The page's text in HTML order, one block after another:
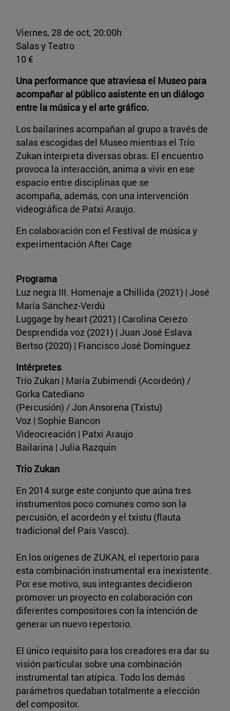
Viernes, 28 de oct, 20:00h
Salas y Teatro
10 €
Una performance que atraviesa el Museo para
acompañar al público asistente en un diálogo
entre la música y el arte gráfico.
Los bailarines acompañan al grupo a través de
salas escogidas del Museo mientras el Trío
Zukan interpreta diversas obras. El encuentro
provoca la interacción, anima a vivir en ese
espacio entre disciplinas que se
acompaña, además, con una intervención
videográfica de Patxi Araujo.
En colaboración con el Festival de música y
experimentación After Cage
Programa
Luz negra III. Homenaje a Chillida (2021) | José
María Sánchez-Verdú
Luggage by heart (2021) | Carolina Cerezo
Desprendida voz (2021) | Juan José Eslava
Bertso (2020) | Francisco José Domínguez
Intérpretes
Trío Zukan | María Zubimendi (Acordeón) /
Gorka Catediano
(Percusión) / Jon Ansorena (Txistu)
Voz | Sophie Bancon
Videocreación | Patxi Araujo
Bailarina | Julia Razquin
Trio Zukan
En 2014 surge este conjunto que aúna tres
instrumentos poco comunes como son la
percusión, el acordeón y el txistu (flauta
tradicional del País Vasco).
En los orígenes de ZUKAN, el repertorio para
esta combinación instrumental era inexistente.
Por ese motivo, sus integrantes decidieron
promover un proyecto en colaboración con
diferentes compositores con la intención de
generar un nuevo repertorio.
El único requisito para los creadores era dar su
visión particular sobre una combinación
instrumental tan atípica. Todo los demás
parámetros quedaban totalmente a elección
del compositor.